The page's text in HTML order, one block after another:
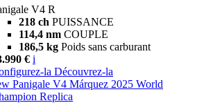
V4 R
218 ch PUISSANCE
114,4 nm COUPLE
186,5 kg Poids sans carburant
€ i
la Découvrez-la
Panigale V4 Márquez 2025 World
Replica